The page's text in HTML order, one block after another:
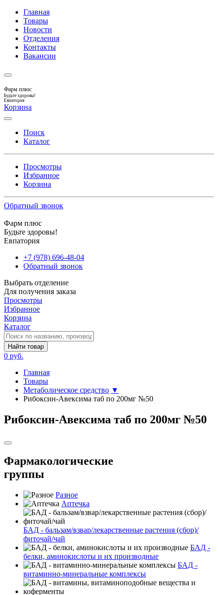
Главная
Товары
Новости
Отделения
Контакты
Вакансии
Фарм плюс
Будьте здоровы!
Евпатория
Корзина
Поиск
Каталог
Просмотры
Избранное
Корзина
Обратный звонок
Фарм плюс
Будьте здоровы!
Евпатория
+7 (978) 696-48-04
Обратный звонок
Выбрать отделение
Для получения заказа
Просмотры
Избранное
Корзина
Каталог
Найти товар
0 руб.
Главная
Товары
Метаболическое средство ▼
Рибоксин-Авексима таб по 200мг №50
Рибоксин-Авексима таб по 200мг №50
Фармакологические
группы
Разное
Аптечка
БАД - бальзам/взвар/лекарственные растения (сбор)/
фиточай/чай
БАД -
белки, аминокислоты и их производные
БАД -
витаминно-минеральные комплексы